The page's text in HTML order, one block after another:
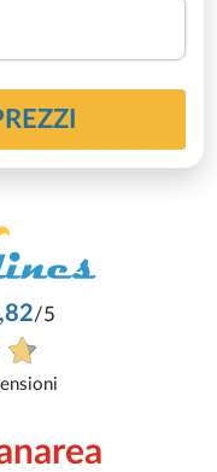
/5